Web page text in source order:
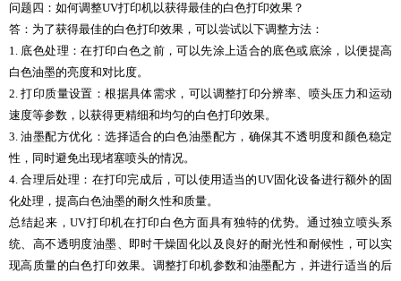
问题四：如何调整UV打印机以获得最佳的白色打印效果？
答：为了获得最佳的白色打印效果，可以尝试以下调整方法：
1. 底色处理：在打印白色之前，可以先涂上适合的底色或底涂，以便提高
白色油墨的亮度和对比度。
2. 打印质量设置：根据具体需求，可以调整打印分辨率、喷头压力和运动
速度等参数，以获得更精细和均匀的白色打印效果。
3. 油墨配方优化：选择适合的白色油墨配方，确保其不透明度和颜色稳定
性，同时避免出现堵塞喷头的情况。
4. 合理后处理：在打印完成后，可以使用适当的UV固化设备进行额外的固
化处理，提高白色油墨的耐久性和质量。
总结起来，UV打印机在打印白色方面具有独特的优势。通过独立喷头系
统、高不透明度油墨、即时干燥固化以及良好的耐光性和耐候性，可以实
现高质量的白色打印效果。调整打印机参数和油墨配方，并进行适当的后